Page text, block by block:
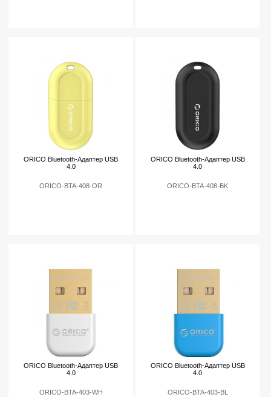
ORICO Bluetooth-Адаптер USB
4.0
ORICO-BTA-408-OR
ORICO Bluetooth-Адаптер USB
4.0
ORICO-BTA-408-BK
ORICO Bluetooth-Адаптер USB
4.0
ORICO-BTA-403-WH
ORICO Bluetooth-Адаптер USB
4.0
ORICO-BTA-403-BL